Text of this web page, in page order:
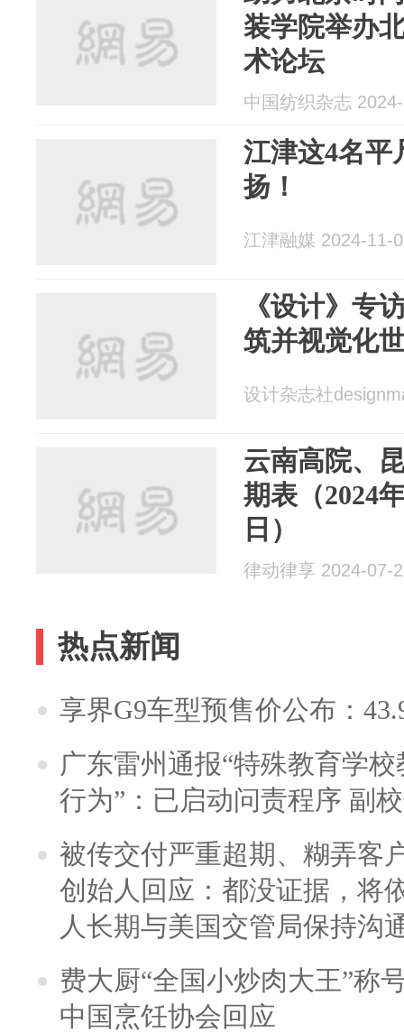
装学院举办
术论坛
中国纺织杂志
江津这4名平
扬！
江津融媒 2024-11-
《设计》专
筑并视觉化
设计杂志社
云南高院、
期表（2024
日）
律动律享 2024-07-
热点新闻
享界G9车型预售价公布：
广东雷州通报“特殊教育学
行为”：已启动问责程序 副
被传交付严重超期、糊弄客
创始人回应：都没证据，将
人长期与美国交管局保持沟
费大厨“全国小炒肉大王”称
中国烹饪协会回应